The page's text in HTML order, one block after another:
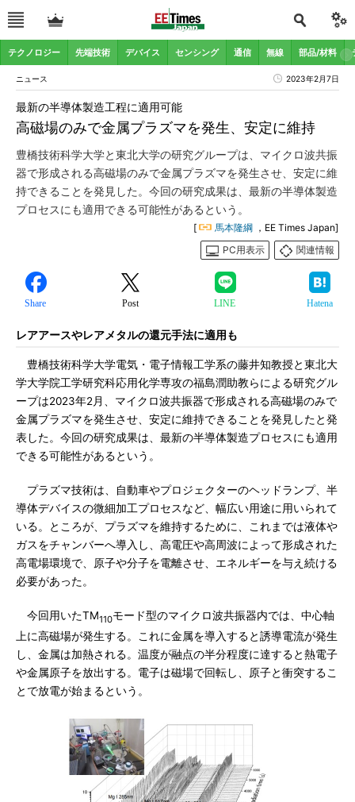
テクノロジー 先端技術 デバイス センシング 通信 無線 部品/材料
ニュース 2023年2月7日
高磁場のみで金属プラズマを発生、安定に維持
最新の半導体製造工程に適用可能
豊橋技術科学大学と東北大学の研究グループは、マイクロ波共振
器で形成される高磁場のみで金属プラズマを発生させ、安定に維
持できることを発見した。今回の研究成果は、最新の半導体製造
プロセスにも適用できる可能性があるという。
[ 馬本隆綱 ，EE Times Japan]
PC用表示
関連情報
Share Post LINE Hatena
レアアースやレアメタルの還元手法に適用も
豊橋技術科学大学電気・電子情報工学系の藤井知教授と東北大
学大学院工学研究科応用化学専攻の福島潤助教らによる研究グル
ープは2023年2月、マイクロ波共振器で形成される高磁場のみで
金属プラズマを発生させ、安定に維持できることを発見したと発
表した。今回の研究成果は、最新の半導体製造プロセスにも適用
できる可能性があるという。
プラズマ技術は、自動車やプロジェクターのヘッドランプ、半
導体デバイスの微細加工プロセスなど、幅広い用途に用いられて
いる。ところが、プラズマを維持するために、これまでは液体や
ガスをチャンバーへ導入し、高電圧や高周波によって形成された
高電場環境で、原子や分子を電離させ、エネルギーを与え続ける
必要があった。
今回用いたTM110モード型のマイクロ波共振器内では、中心軸
上に高磁場が発生する。これに金属を導入すると誘導電流が発生
し、金属は加熱される。温度が融点の半分程度に達すると熱電子
や金属原子を放出する。電子は磁場で回転し、原子と衝突するこ
とで放電が始まるという。